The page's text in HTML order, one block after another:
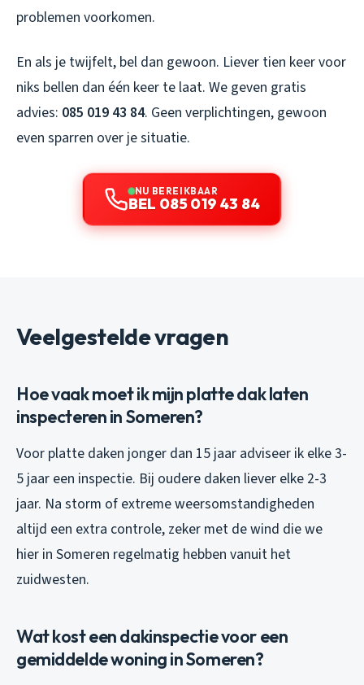
problemen voorkomen.
En als je twijfelt, bel dan gewoon. Liever tien keer voor
niks bellen dan één keer te laat. We geven gratis
advies: 085 019 43 84. Geen verplichtingen, gewoon
even sparren over je situatie.
NU BEREIKBAAR
BEL 085 019 43 84
Veelgestelde vragen
Hoe vaak moet ik mijn platte dak laten
inspecteren in Someren?
Voor platte daken jonger dan 15 jaar adviseer ik elke 3-
5 jaar een inspectie. Bij oudere daken liever elke 2-3
jaar. Na storm of extreme weersomstandigheden
altijd een extra controle, zeker met de wind die we
hier in Someren regelmatig hebben vanuit het
zuidwesten.
Wat kost een dakinspectie voor een
gemiddelde woning in Someren?